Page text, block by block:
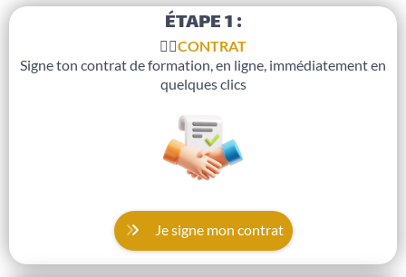
ÉTAPE 1 :
✍🏼CONTRAT
Signe ton contrat de formation, en ligne, immédiatement en
quelques clics
Je signe mon contrat